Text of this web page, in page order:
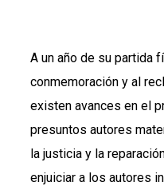
A un año de su partida
conmemoración y al
existen avances en el
presuntos autores
la justicia y la
enjuiciar a los autores